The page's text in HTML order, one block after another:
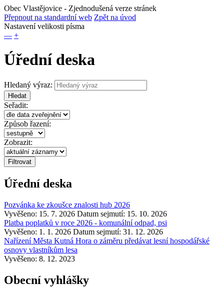
Obec Vlastějovice - Zjednodušená verze stránek
Přepnout na standardní web Zpět na úvod
Nastavení velikosti písma
— +
Úřední deska
Hledaný výraz:
Hledat
Seřadit:
Způsob řazení:
Zobrazit:
Úřední deska
Pozvánka ke zkoušce znalosti hub 2026
Vyvěšeno: 15. 7. 2026 Datum sejmutí: 15. 10. 2026
Platba poplatků v roce 2026 - komunální odpad, psi
Vyvěšeno: 1. 1. 2026 Datum sejmutí: 31. 12. 2026
Nařízení Města Kutná Hora o záměru předávat lesní hospodářské
osnovy vlastníkům lesa
Vyvěšeno: 8. 12. 2023
Obecní vyhlášky